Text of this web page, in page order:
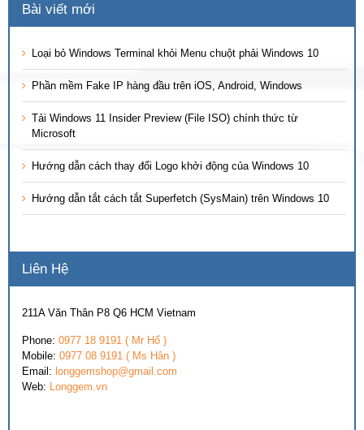
Bài viết mới
Loại bỏ Windows Terminal khỏi Menu chuột phải Windows 10
Phần mềm Fake IP hàng đầu trên iOS, Android, Windows
Tải Windows 11 Insider Preview (File ISO) chính thức từ
Microsoft
Hướng dẫn cách thay đổi Logo khởi động của Windows 10
Hướng dẫn tắt cách tắt Superfetch (SysMain) trên Windows 10
Liên Hệ
211A Văn Thân P8 Q6 HCM Vietnam
Phone: 0977 18 9191 ( Mr Hổ )
Mobile: 0977 08 9191 ( Ms Hân )
Email: longgemshop@gmail.com
Web: Longgem.vn